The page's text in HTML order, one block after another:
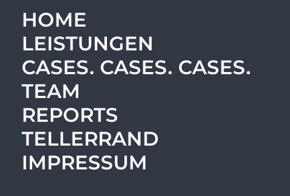
HOME
LEISTUNGEN
CASES. CASES. CASES.
TEAM
REPORTS
TELLERRAND
IMPRESSUM